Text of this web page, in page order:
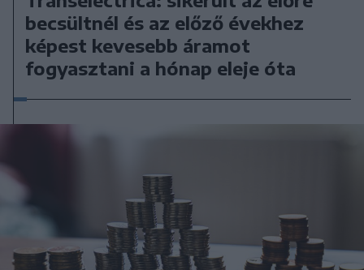
becsültnél és az előző évekhez
képest kevesebb áramot
fogyasztani a hónap eleje óta